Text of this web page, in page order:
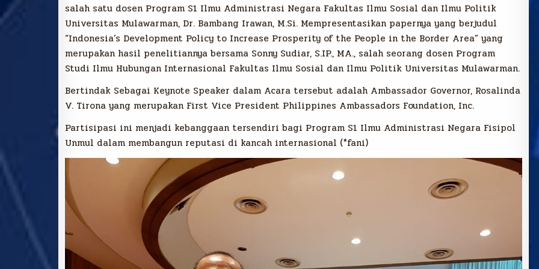
salah satu dosen Program S1 Ilmu Administrasi Negara Fakultas Ilmu Sosial dan Ilmu Politik
Universitas Mulawarman, Dr. Bambang Irawan, M.Si. Mempresentasikan papernya yang berjudul
“Indonesia’s Development Policy to Increase Prosperity of the People in the Border Area” yang
merupakan hasil penelitiannya bersama Sonny Sudiar, S.IP., MA., salah seorang dosen Program
Studi Ilmu Hubungan Internasional Fakultas Ilmu Sosial dan Ilmu Politik Universitas Mulawarman.
Bertindak Sebagai Keynote Speaker dalam Acara tersebut adalah Ambassador Governor, Rosalinda
V. Tirona yang merupakan First Vice President Philippines Ambassadors Foundation, Inc.
Partisipasi ini menjadi kebanggaan tersendiri bagi Program S1 Ilmu Administrasi Negara Fisipol
Unmul dalam membangun reputasi di kancah internasional (*fani)